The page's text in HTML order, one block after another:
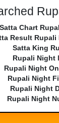
Satta Chart
Result Rupali
Satta King
Rupali Night
Rupali Night
Rupali Night
Rupali Night
Rupali Night